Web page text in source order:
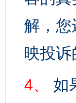
解，您
映投诉
4、
如